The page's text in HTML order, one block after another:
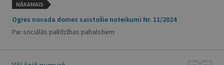
NĀKAMAIS
Ogres novada domes saistošie noteikumi Nr. 11/2024
Par sociālās palīdzības pabalstiem